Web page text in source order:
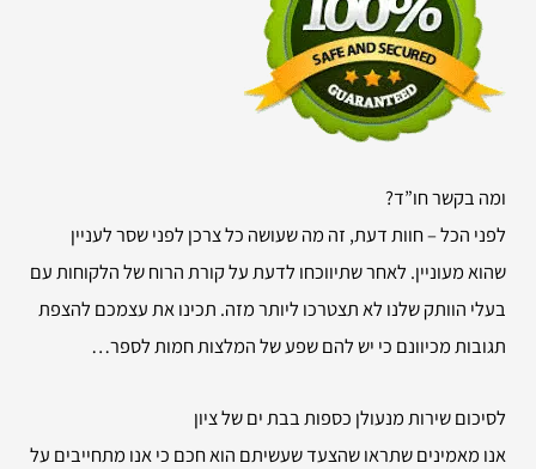
ומה בקשר חו”ד?
לפני הכל – חוות דעת, זה מה שעושה כל צרכן לפני שסר לעניין
שהוא מעוניין. לאחר שתיווכחו לדעת על קורת הרוח של הלקוחות עם
בעלי הוותק שלנו לא תצטרכו ליותר מזה. תכינו את עצמכם להצפת
תגובות מכיוונם כי יש להם שפע של המלצות חמות לספר…
לסיכום שירותמנעולן כספות בבת ים של ציון
אנו מאמינים שתראו שהצעד שעשיתם הוא חכם כי אנו מתחייבים על